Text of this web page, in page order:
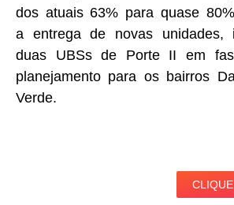
dos atuais 63% para quase
a entrega de novas unidades,
duas UBSs de Porte II em
planejamento para os bairros
Verde.